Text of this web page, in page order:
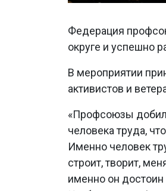
Федерация
округе и успешно
В мероприятии
активистов и
«Профсоюзы
человека труда,
Именно человек
строит, творит,
именно он